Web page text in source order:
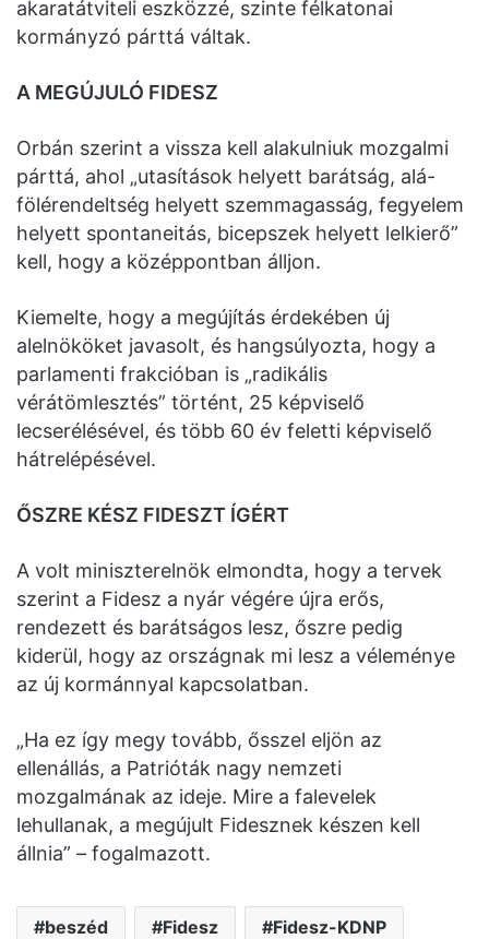
akaratátviteli eszközzé, szinte félkatonai
kormányzó párttá váltak.
A MEGÚJULÓ FIDESZ
Orbán szerint a vissza kell alakulniuk mozgalmi
párttá, ahol „utasítások helyett barátság, alá-
fölérendeltség helyett szemmagasság, fegyelem
helyett spontaneitás, bicepszek helyett lelkierő”
kell, hogy a középpontban álljon.
Kiemelte, hogy a megújítás érdekében új
alelnököket javasolt, és hangsúlyozta, hogy a
parlamenti frakcióban is „radikális
vérátömlesztés” történt, 25 képviselő
lecserélésével, és több 60 év feletti képviselő
hátrelépésével.
ŐSZRE KÉSZ FIDESZT ÍGÉRT
A volt miniszterelnök elmondta, hogy a tervek
szerint a Fidesz a nyár végére újra erős,
rendezett és barátságos lesz, őszre pedig
kiderül, hogy az országnak mi lesz a véleménye
az új kormánnyal kapcsolatban.
„Ha ez így megy tovább, ősszel eljön az
ellenállás, a Patrióták nagy nemzeti
mozgalmának az ideje. Mire a falevelek
lehullanak, a megújult Fidesznek készen kell
állnia” – fogalmazott.
beszéd Fidesz Fidesz-KDNP